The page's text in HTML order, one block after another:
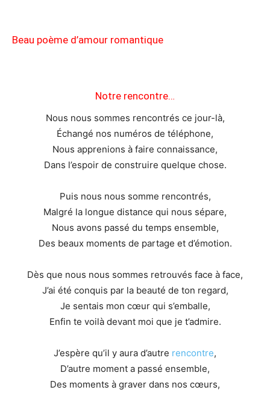
Beau poème d’amour romantique
Notre rencontre…
Nous nous sommes rencontrés ce jour-là,
Échangé nos numéros de téléphone,
Nous apprenions à faire connaissance,
Dans l’espoir de construire quelque chose.
Puis nous nous somme rencontrés,
Malgré la longue distance qui nous sépare,
Nous avons passé du temps ensemble,
Des beaux moments de partage et d’émotion.
Dès que nous nous sommes retrouvés face à face,
J’ai été conquis par la beauté de ton regard,
Je sentais mon cœur qui s’emballe,
Enfin te voilà devant moi que je t’admire.
J’espère qu’il y aura d’autre rencontre,
D’autre moment a passé ensemble,
Des moments à graver dans nos cœurs,